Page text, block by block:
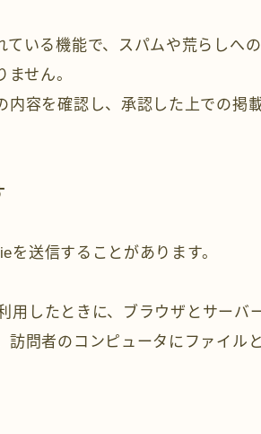
いる機能で、スパムや荒らしへ
せん。
容を確認し、承認した上での掲
送信することがあります。
用したときに、ブラウザとサーバ
問者のコンピュータにファイル